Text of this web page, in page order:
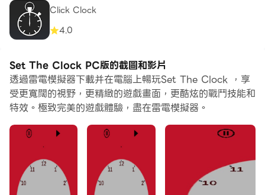
Click Clock
4.0
Set The Clock PC版的截圖和影片
透過雷電模擬器下載并在電腦上暢玩Set The Clock ，享
受更寬闊的視野，更精緻的遊戲畫面，更酷炫的戰鬥技能和
特效。極致完美的遊戲體驗，盡在雷電模擬器。